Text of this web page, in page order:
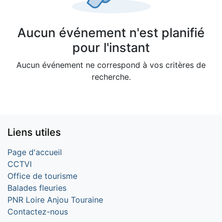
Aucun événement n'est planifié
pour l'instant
Aucun événement ne correspond à vos critères de
recherche.
Liens utiles
Page d'accueil
CCTVI
Office de tourisme
Balades fleuries
PNR Loire Anjou Touraine
Contactez-nous